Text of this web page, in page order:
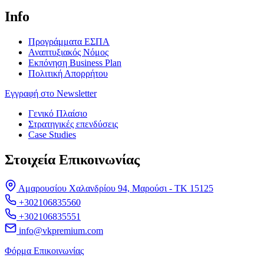
Info
Προγράμματα ΕΣΠΑ
Αναπτυξιακός Νόμος
Εκπόνηση Business Plan
Πολιτική Απορρήτου
Εγγραφή στο Newsletter
Γενικό Πλαίσιο
Στρατηγικές επενδύσεις
Case Studies
Στοιχεία Επικοινωνίας
Αμαρουσίου Χαλανδρίου 94, Μαρούσι - ΤΚ 15125
+302106835560
+302106835551
info@vkpremium.com
Φόρμα Eπικοινωνίας